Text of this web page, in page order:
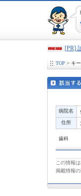
[PR]
TOP > キ
病院名
住所
歯科
この情報
掲載情報の